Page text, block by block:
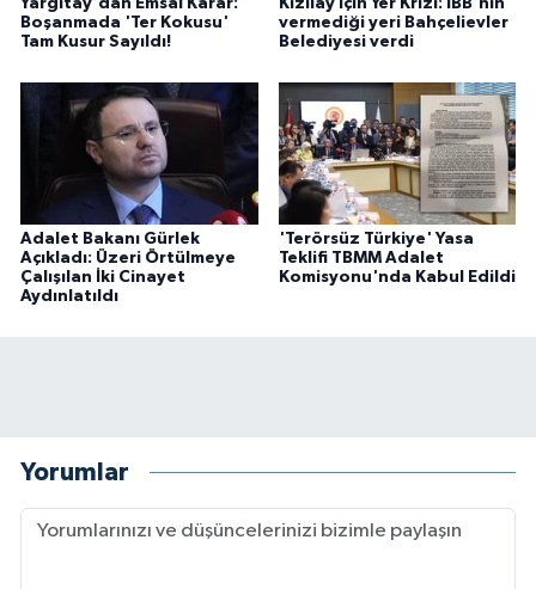
Yargıtay'dan Emsal Karar:
Boşanmada 'Ter Kokusu'
Tam Kusur Sayıldı!
Kızılay İçin Yer Krizi: İBB'nin
vermediği yeri Bahçelievler
Belediyesi verdi
Adalet Bakanı Gürlek
Açıkladı: Üzeri Örtülmeye
Çalışılan İki Cinayet
Aydınlatıldı
'Terörsüz Türkiye' Yasa
Teklifi TBMM Adalet
Komisyonu'nda Kabul Edildi
Yorumlar